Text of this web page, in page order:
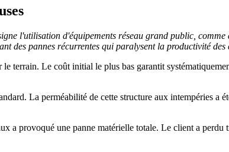
l'utilisation d'équipements réseau grand public,
des pannes récurrentes qui paralysent la productivité des
terrain. Le coût initial le plus bas garantit
La perméabilité de cette structure aux intempéries
a provoqué une panne matérielle totale. Le client a